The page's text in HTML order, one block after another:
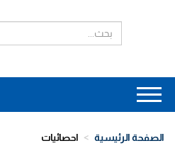
Main
navigation
الصفحة الرئيسية احصائيات